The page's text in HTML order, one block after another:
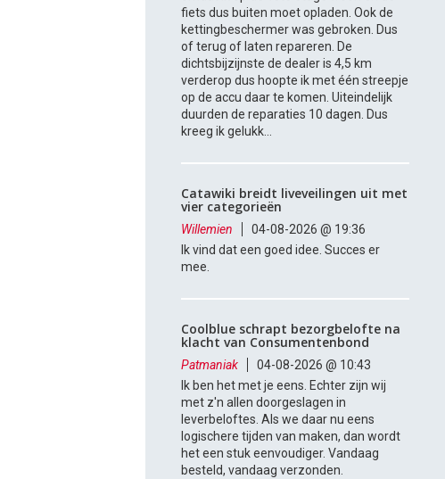
fiets dus buiten moet opladen. Ook de
kettingbeschermer was gebroken. Dus
of terug of laten repareren. De
dichtsbijzijnste de dealer is 4,5 km
verderop dus hoopte ik met één streepje
op de accu daar te komen. Uiteindelijk
duurden de reparaties 10 dagen. Dus
kreeg ik gelukk...
Catawiki breidt liveveilingen uit met
vier categorieën
Willemien
04-08-2026 @ 19:36
Ik vind dat een goed idee. Succes er
mee.
Coolblue schrapt bezorgbelofte na
klacht van Consumentenbond
Patmaniak
04-08-2026 @ 10:43
Ik ben het met je eens. Echter zijn wij
met z'n allen doorgeslagen in
leverbeloftes. Als we daar nu eens
logischere tijden van maken, dan wordt
het een stuk eenvoudiger. Vandaag
besteld, vandaag verzonden.